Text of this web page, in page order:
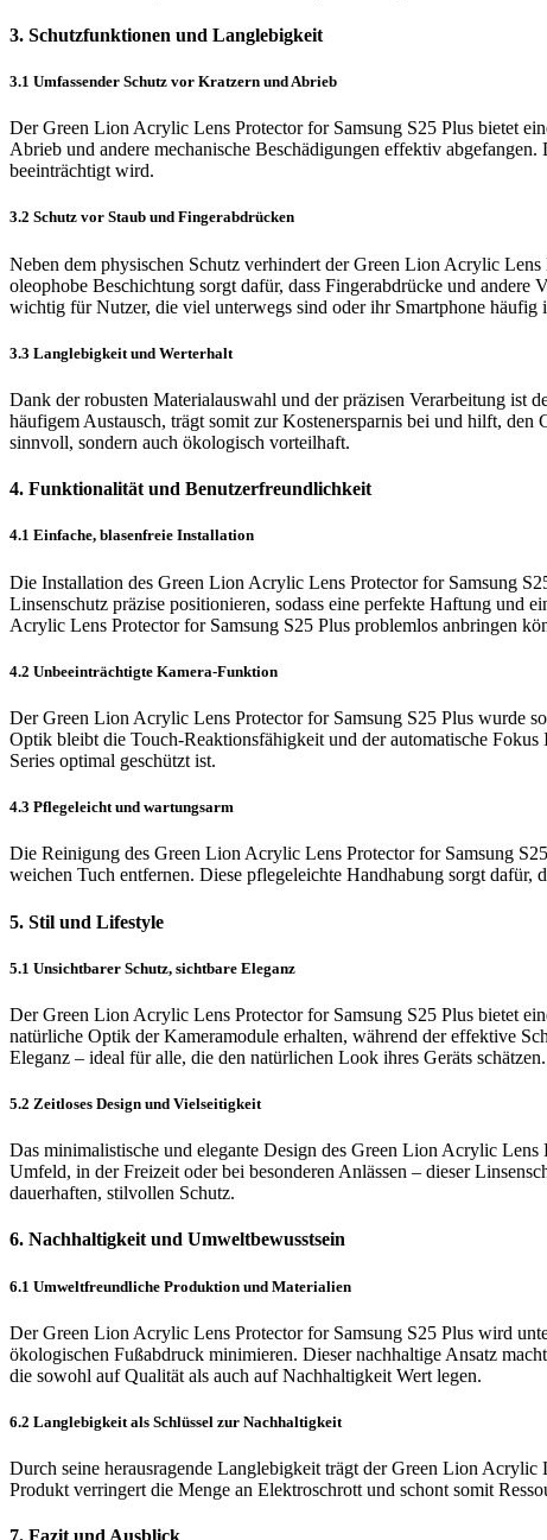
3. Schutzfunktionen und Langlebigkeit
3.1 Umfassender Schutz vor Kratzern und Abrieb
Der Green Lion Acrylic Lens Protector for Samsung S25 Plus bietet
Abrieb und andere mechanische Beschädigungen effektiv
beeinträchtigt wird.
3.2 Schutz vor Staub und Fingerabdrücken
Neben dem physischen Schutz verhindert der Green Lion Acrylic
oleophobe Beschichtung sorgt dafür, dass Fingerabdrücke und andere
wichtig für Nutzer, die viel unterwegs sind oder ihr Smartphone häufig
3.3 Langlebigkeit und Werterhalt
Dank der robusten Materialauswahl und der präzisen Verarbeitung ist
häufigem Austausch, trägt somit zur Kostenersparnis bei und hilft,
sinnvoll, sondern auch ökologisch vorteilhaft.
4. Funktionalität und Benutzerfreundlichkeit
4.1 Einfache, blasenfreie Installation
Die Installation des Green Lion Acrylic Lens Protector for Samsung
Linsenschutz präzise positionieren, sodass eine perfekte Haftung und
Acrylic Lens Protector for Samsung S25 Plus problemlos anbringen
4.2 Unbeeinträchtigte Kamera-Funktion
Der Green Lion Acrylic Lens Protector for Samsung S25 Plus wurde
Optik bleibt die Touch-Reaktionsfähigkeit und der automatische
Series optimal geschützt ist.
4.3 Pflegeleicht und wartungsarm
Die Reinigung des Green Lion Acrylic Lens Protector for Samsung
weichen Tuch entfernen. Diese pflegeleichte Handhabung sorgt dafür,
5. Stil und Lifestyle
5.1 Unsichtbarer Schutz, sichtbare Eleganz
Der Green Lion Acrylic Lens Protector for Samsung S25 Plus bietet
natürliche Optik der Kameramodule erhalten, während der effektive
Eleganz – ideal für alle, die den natürlichen Look ihres Geräts schätzen.
5.2 Zeitloses Design und Vielseitigkeit
Das minimalistische und elegante Design des Green Lion Acrylic
Umfeld, in der Freizeit oder bei besonderen Anlässen – dieser
dauerhaften, stilvollen Schutz.
6. Nachhaltigkeit und Umweltbewusstsein
6.1 Umweltfreundliche Produktion und Materialien
Der Green Lion Acrylic Lens Protector for Samsung S25 Plus wird
ökologischen Fußabdruck minimieren. Dieser nachhaltige Ansatz
die sowohl auf Qualität als auch auf Nachhaltigkeit Wert legen.
6.2 Langlebigkeit als Schlüssel zur Nachhaltigkeit
Durch seine herausragende Langlebigkeit trägt der Green Lion Acrylic
Produkt verringert die Menge an Elektroschrott und schont somit